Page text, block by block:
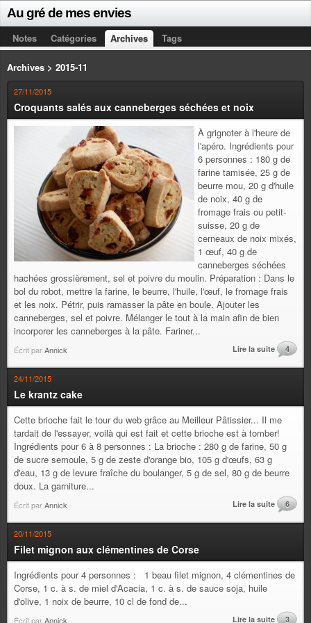
Au gré de mes envies
Notes Catégories Archives Tags
Archives > 2015-11
27/11/2015
Croquants salés aux canneberges séchées et noix
À grignoter à l'heure de
l'apéro. Ingrédients pour
6 personnes : 180 g de
farine tamisée, 25 g de
beurre mou, 20 g d'huile
de noix, 40 g de
fromage frais ou petit-
suisse, 20 g de
cerneaux de noix mixés,
1 œuf, 40 g de
canneberges séchées
hachées grossièrement, sel et poivre du moulin. Préparation : Dans le
bol du robot, mettre la farine, le beurre, l'huile, l'œuf, le fromage frais
et les noix. Pétrir, puis ramasser la pâte en boule. Ajouter les
canneberges, sel et poivre. Mélanger le tout à la main afin de bien
incorporer les canneberges à la pâte. Fariner...
Écrit parAnnick Lire la suite 4
24/11/2015
Le krantz cake
Cette brioche fait le tour du web grâce au Meilleur Pâtissier... Il me
tardait de l'essayer, voilà qui est fait et cette brioche est à tomber!
Ingrédients pour 6 à 8 personnes : La brioche : 280 g de farine, 50 g
de sucre semoule, 5 g de zeste d'orange bio, 105 g d'œufs, 63 g
d'eau, 13 g de levure fraîche du boulanger, 5 g de sel, 80 g de beurre
doux. La garniture...
Écrit parAnnick Lire la suite 6
20/11/2015
Filet mignon aux clémentines de Corse
Ingrédients pour 4 personnes : 1 beau filet mignon, 4 clémentines de
Corse, 1 c. à s. de miel d'Acacia, 1 c. à s. de sauce soja, huile
d'olive, 1 noix de beurre, 10 cl de fond de...
Écrit parAnnick Lire la suite 3